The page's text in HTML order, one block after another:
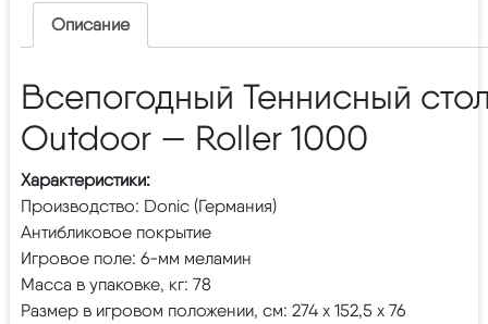
Описание
Всепогодный Теннисный
Outdoor — Roller 1000
Характеристики:
Производство: Donic (Германия)
Антибликовое покрытие
Игровое поле: 6-мм меламин
Масса в упаковке, кг: 78
Размер в игровом положении, см: 274 х 152,5 х 76